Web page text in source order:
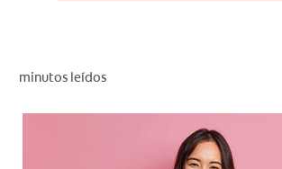
minutos leídos